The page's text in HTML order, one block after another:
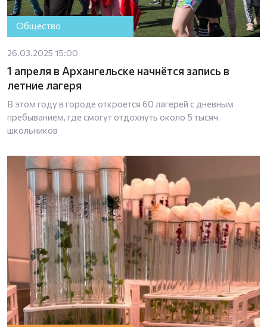
Общество
26.03.2025 15:00
1 апреля в Архангельске начнётся запись в
летние лагеря
В этом году в городе откроется 60 лагерей с дневным
пребыванием, где смогут отдохнуть около 5 тысяч
школьников